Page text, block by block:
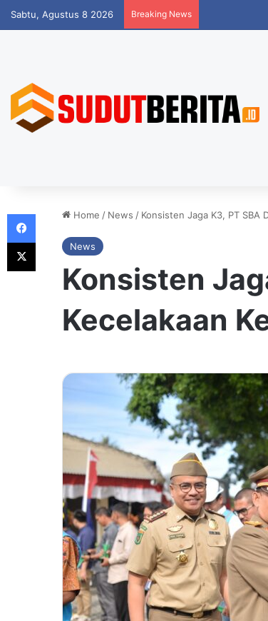
Sabtu, Agustus 8 2026 Breaking News
Home / News / Konsisten Jaga K3, PT SBA
News
Konsisten
Kecelakaan
Facebook
X